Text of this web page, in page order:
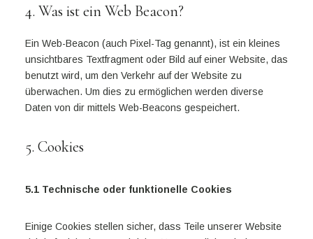
4. Was ist ein Web Beacon?
Ein Web-Beacon (auch Pixel-Tag genannt), ist ein kleines
unsichtbares Textfragment oder Bild auf einer Website, das
benutzt wird, um den Verkehr auf der Website zu
überwachen. Um dies zu ermöglichen werden diverse
Daten von dir mittels Web-Beacons gespeichert.
5. Cookies
5.1 Technische oder funktionelle Cookies
Einige Cookies stellen sicher, dass Teile unserer Website